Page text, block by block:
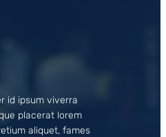
id ipsum viverra
placerat lorem
aliquet, fames